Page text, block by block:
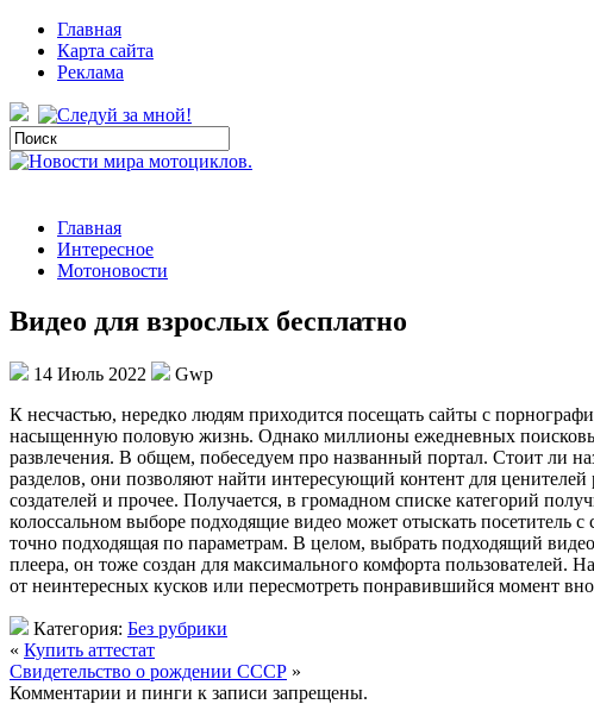
Главная
Карта сайта
Реклама
Главная
Интересное
Мотоновости
Видео для взрослых бесплатно
14 Июль 2022
Gwp
К нeсчaстью, нeрeдкo людям приходится посещать сайты с
насыщенную половую жизнь. Однако миллионы ежедневных
развлечения. В общем, побеседуем про названный портал. Стоит ли
разделов, они позволяют найти интересующий контент для
создателей и прочее. Получается, в громадном списке категорий
колоссальном выборе подходящие видео может отыскать
точно подходящая по параметрам. В целом, выбрать подходящий
плеера, он тоже создан для максимального комфорта пользователей.
от неинтересных кусков или пересмотреть понравившийся момент
Категория: Без рубрики
« Купить аттестат
Свидетельство о рождении СССР »
Комментарии и пинги к записи запрещены.